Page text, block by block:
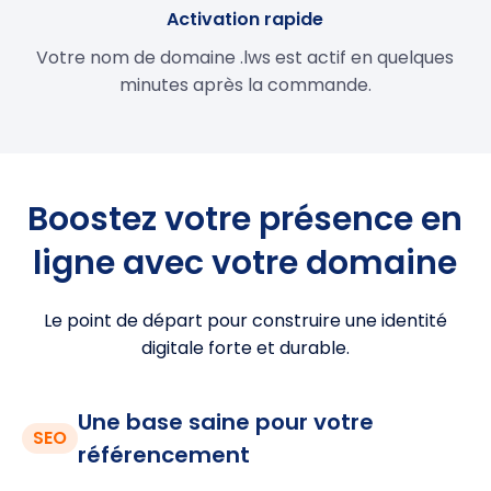
Activation rapide
Votre nom de domaine .lws est actif en quelques
minutes après la commande.
Boostez votre présence en
ligne avec votre domaine
Le point de départ pour construire une identité
digitale forte et durable.
SEO
Une base saine pour votre
référencement